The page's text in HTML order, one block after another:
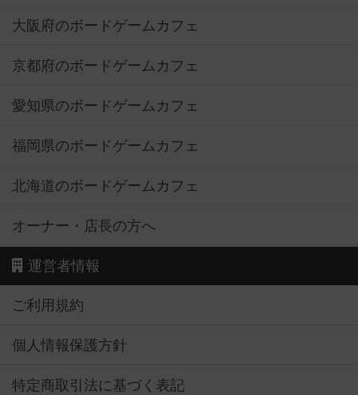
大阪府のボードゲームカフェ
京都府のボードゲームカフェ
愛知県のボードゲームカフェ
福岡県のボードゲームカフェ
北海道のボードゲームカフェ
オーナー・店長の方へ
運営者情報
ご利用規約
個人情報保護方針
特定商取引法に基づく表記